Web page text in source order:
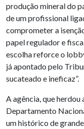
produção mineral do
de um profissional
comprometer a
papel regulador e
escolha reforce o
já apontado pelo
sucateado e ineficaz”.
A agência, que
Departamento
um histórico de